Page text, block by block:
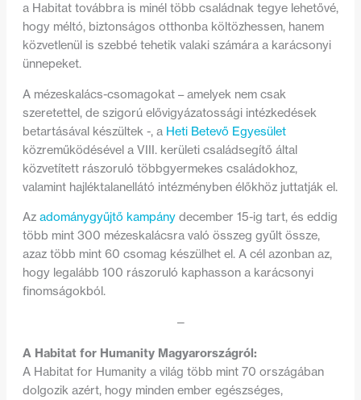
a Habitat továbbra is minél több családnak tegye lehetővé,
hogy méltó, biztonságos otthonba költözhessen, hanem
közvetlenül is szebbé tehetik valaki számára a karácsonyi
ünnepeket.
A mézeskalács-csomagokat – amelyek nem csak
szeretettel, de szigorú elővigyázatossági intézkedések
betartásával készültek -, a Heti Betevő Egyesület
közreműködésével a VIII. kerületi családsegítő által
közvetített rászoruló többgyermekes családokhoz,
valamint hajléktalanellátó intézményben élőkhöz juttatják el.
Az adománygyűjtő kampánydecember 15-ig tart, és eddig
több mint 300 mézeskalácsra való összeg gyűlt össze,
azaz több mint 60 csomag készülhet el. A cél azonban az,
hogy legalább 100 rászoruló kaphasson a karácsonyi
finomságokból.
—
A Habitat for Humanity Magyarországról:
A Habitat for Humanity a világ több mint 70 országában
dolgozik azért, hogy minden ember egészséges,